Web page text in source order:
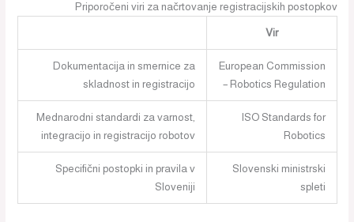
Priporočeni viri za načrtovanje registracijskih postopkov
Vir
European Commission
– Robotics Regulation
Dokumentacija in smernice za
skladnost in registracijo
ISO Standards for
Robotics
Mednarodni standardi za varnost,
integracijo in registracijo robotov
Slovenski ministrski
spleti
Specifični postopki in pravila v
Sloveniji